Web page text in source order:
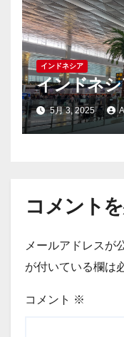
インドネシア
インドネ
5月 3, 2025
コメント
メールアドレスが
が付いている欄は
コメント ※